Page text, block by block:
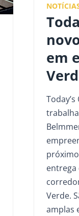
em
entrega
Verde.
amplas